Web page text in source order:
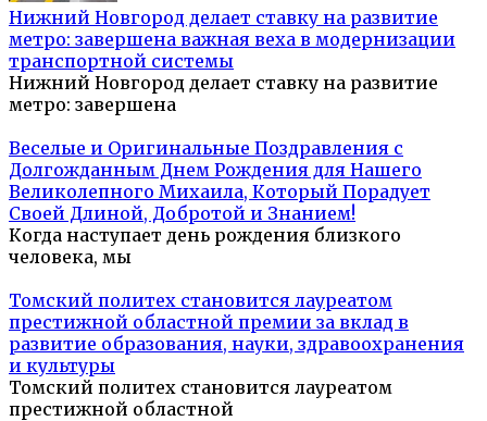
Нижний Новгород делает ставку на развитие
метро: завершена важная веха в модернизации
транспортной системы
Нижний Новгород делает ставку на развитие
метро: завершена
Веселые и Оригинальные Поздравления с
Долгожданным Днем Рождения для Нашего
Великолепного Михаила, Который Порадует
Своей Длиной, Добротой и Знанием!
Когда наступает день рождения близкого
человека, мы
Томский политех становится лауреатом
престижной областной премии за вклад в
развитие образования, науки, здравоохранения
и культуры
Томский политех становится лауреатом
престижной областной